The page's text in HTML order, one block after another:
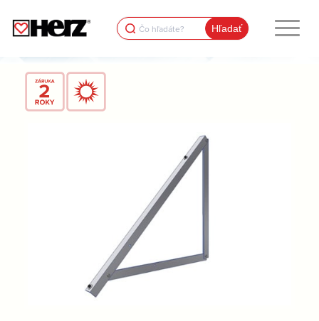
Search
for: